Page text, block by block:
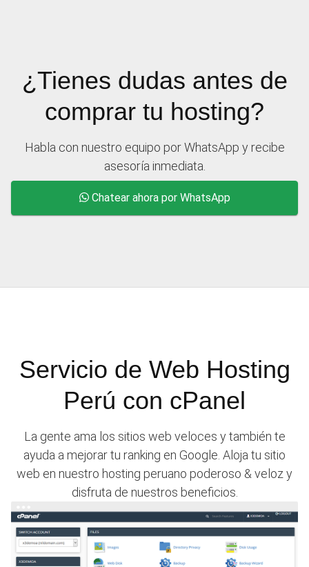
¿Tienes dudas antes de
comprar tu hosting?
Habla con nuestro equipo por WhatsApp y recibe
asesoría inmediata.
Chatear ahora por WhatsApp
Servicio de Web Hosting
Perú con cPanel
La gente ama los sitios web veloces y también te
ayuda a mejorar tu ranking en Google. Aloja tu sitio
web en nuestro hosting peruano poderoso & veloz y
disfruta de nuestros beneficios.